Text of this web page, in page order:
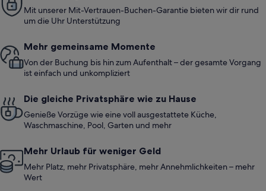
Mit unserer Mit-Vertrauen-Buchen-Garantie bieten wir dir rund
um die Uhr Unterstützung
Mehr gemeinsame Momente
Von der Buchung bis hin zum Aufenthalt – der gesamte Vorgang
ist einfach und unkompliziert
Die gleiche Privatsphäre wie zu Hause
Genieße Vorzüge wie eine voll ausgestattete Küche,
Waschmaschine, Pool, Garten und mehr
Mehr Urlaub für weniger Geld
Mehr Platz, mehr Privatsphäre, mehr Annehmlichkeiten – mehr
Wert